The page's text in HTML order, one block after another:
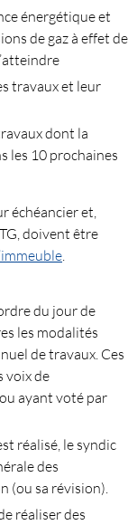
énergétique et
de gaz à effet de
travaux et leur
dont la
les 10 prochaines
échéancier et,
doivent être
du jour de
les modalités
de travaux. Ces
voix de
ayant voté par
réalisé, le syndic
des
(ou sa révision).
réaliser des